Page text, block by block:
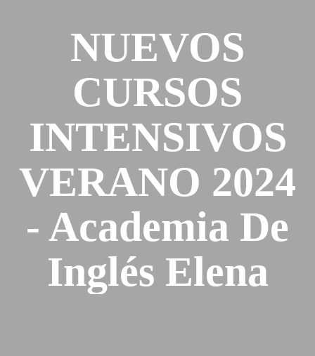
NUEVOS
CURSOS
INTENSIVOS
VERANO 2024
- Academia De
Inglés Elena